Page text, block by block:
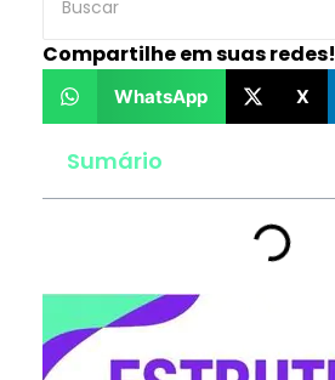
Compartilhe em suas redes!
WhatsApp X
Sumário